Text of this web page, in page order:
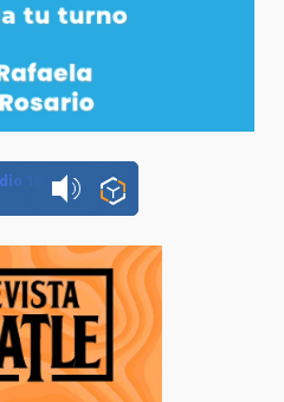
Sensation Radio 107.5 Neuquen